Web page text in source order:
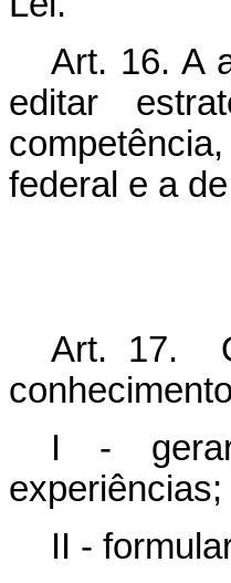
Art. 16. A
editar
federal e a
Art. 17.
I -
experiências;
II -